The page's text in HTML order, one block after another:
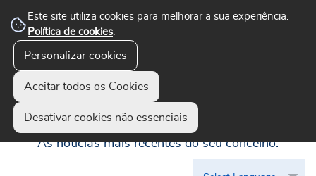
Este site utiliza cookies para melhorar a sua experiência.
Política de cookies.
Personalizar cookies
Aceitar todos os Cookies
Desativar cookies não essenciais
Guimarães Visível
As notícias mais recentes do seu concelho.